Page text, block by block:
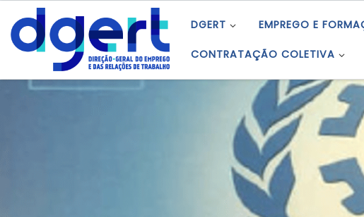
Skip to content DGERT EMPREGO E
CONTRATAÇÃO COLETIVA